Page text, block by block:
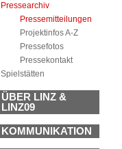
Pressearchiv
Pressemitteilungen
Projektinfos A-Z
Pressefotos
Pressekontakt
Spielstätten
ÜBER LINZ &
LINZ09
KOMMUNIKATION